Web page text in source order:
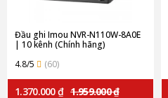
Đầu ghi Imou NVR-N110W-8A0E
| 10 kênh (Chính hãng)
4.8/5
(60)
1.370.000 ₫ 1.959.000 ₫